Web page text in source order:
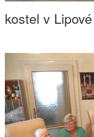
kostel v Lipové